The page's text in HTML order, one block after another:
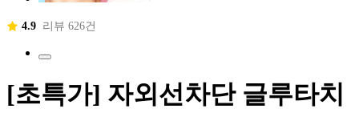
4.9 리뷰 626건
[초특가] 자외선차단 글루타치